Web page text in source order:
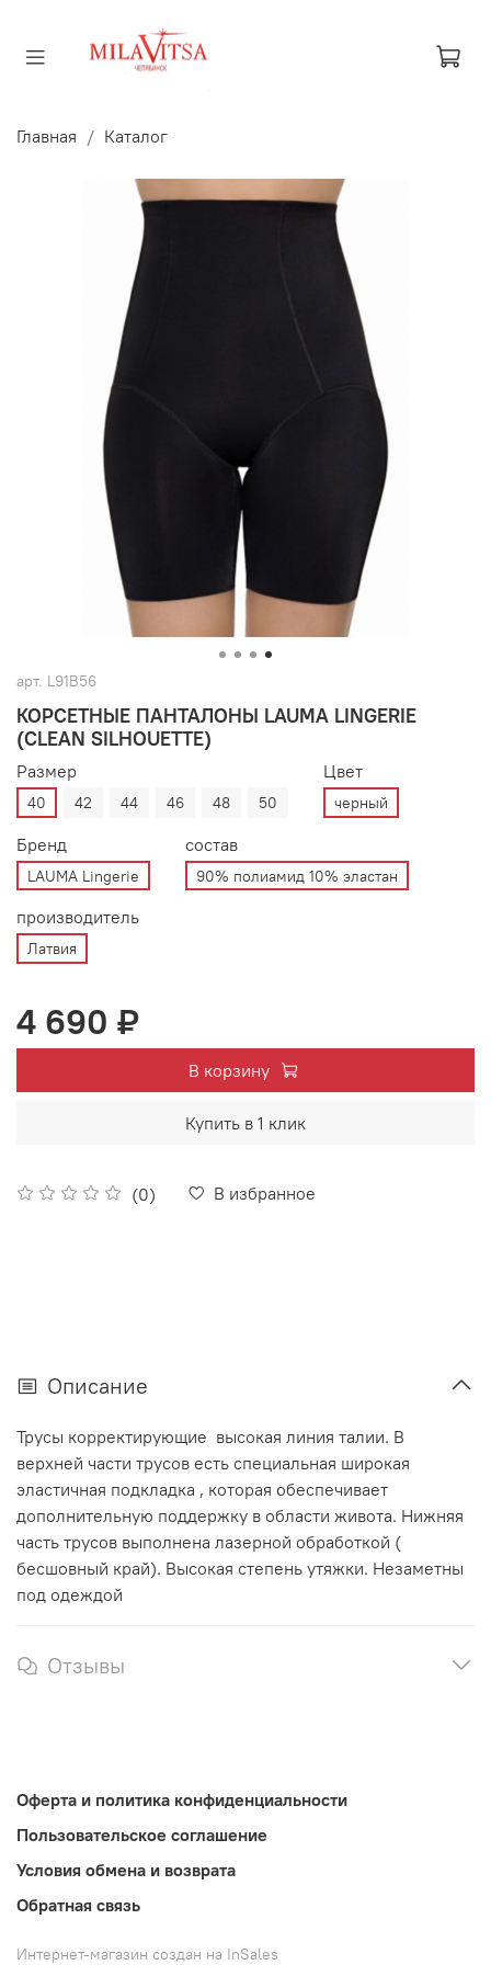
Главная Каталог
арт. L91B56
КОРСЕТНЫЕ ПАНТАЛОНЫ LAUMA LINGERIE
(CLEAN SILHOUETTE)
(0) В избранное
Размер
40 42 44 46 48 50
Цвет
черный
Бренд
LAUMA Lingerie
состав
90% полиамид 10% эластан
производитель
Латвия
4 690 ₽
В корзину
Купить в 1 клик
Описание
Трусы корректирующие высокая линия талии. В
верхней части трусов есть специальная широкая
эластичная подкладка , которая обеспечивает
дополнительную поддержку в области живота. Нижняя
часть трусов выполнена лазерной обработкой (
бесшовный край). Высокая степень утяжки. Незаметны
под одеждой
Отзывы
Оферта и политика конфиденциальности
Пользовательское соглашение
Условия обмена и возврата
Обратная связь
Интернет-магазин создан на InSales